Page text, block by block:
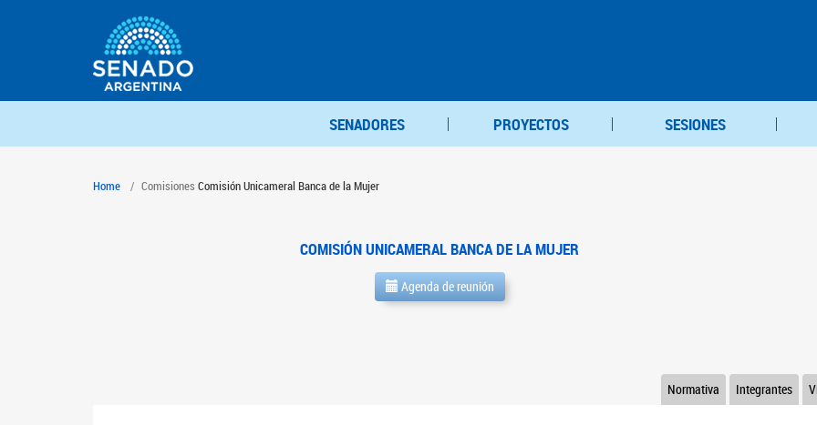
SENADORES PROYECTOS SESIONES
Home Comisiones Comisión Unicameral Banca de la Mujer
COMISIÓN UNICAMERAL BANCA DE LA MUJER
Agenda de reunión
Integrantes
Normativa